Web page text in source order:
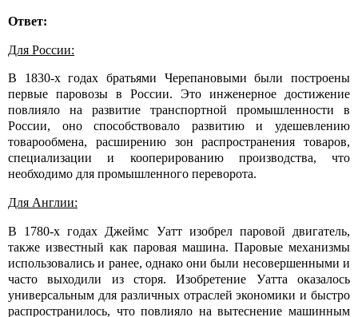
Ответ:
Для России:
В 1830-х годах братьями Черепановыми были построены
первые паровозы в России. Это инженерное достижение
повлияло на развитие транспортной промышленности в
России, оно способствовало развитию и удешевлению
товарообмена, расширению зон распространения товаров,
специализации и кооперированию производства, что
необходимо для промышленного переворота.
Для Англии:
В 1780-х годах Джеймс Уатт изобрел паровой двигатель,
также известный как паровая машина. Паровые механизмы
использовались и ранее, однако они были несовершенными и
часто выходили из сторя. Изобретение Уатта оказалось
универсальным для различных отраслей экономики и быстро
распространилось, что повлияло на вытеснение машинным